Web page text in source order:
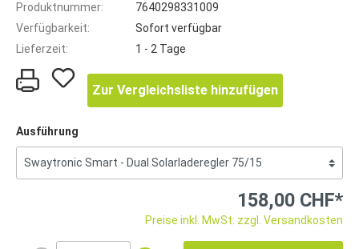
Produktnummer:
7640298331009
Verfügbarkeit:
Sofort verfügbar
Lieferzeit:
1 - 2 Tage
Zur Vergleichsliste hinzufügen
Ausführung
158,00 CHF*
Preise inkl. MwSt. zzgl. Versandkosten